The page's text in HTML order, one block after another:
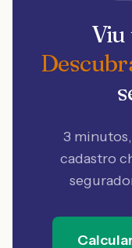
Viu
3
cadastro